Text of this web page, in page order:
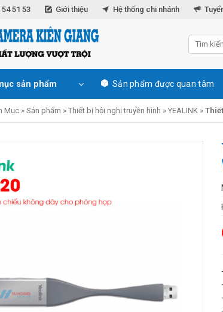
51 53 Giới thiệu Hệ thống chi nhánh
sản phẩm Sản phẩm được quan tâm
Mục » Sản phẩm » Thiết bị hội nghị truyền hình » YEALINK »